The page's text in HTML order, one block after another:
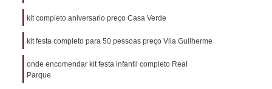
Infantil
Coxinha Festa de 20 Pessoas
Frango Festa
kit completo aniversario preço Casa Verde
kit festa completo para 50 pessoas preço Vila Guilherme
onde encomendar kit festa infantil completo Real
Parque